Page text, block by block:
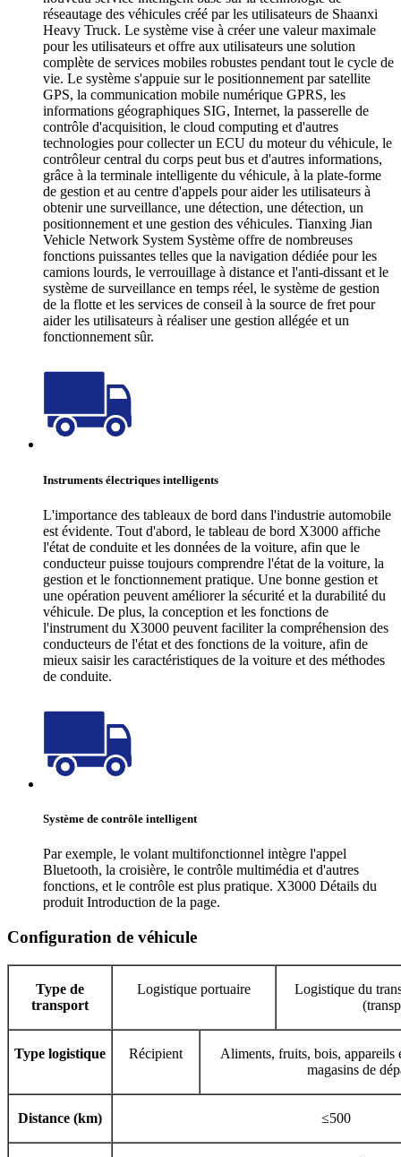
réseautage des véhicules créé par les utilisateurs de Shaanxi
Heavy Truck. Le système vise à créer une valeur maximale
pour les utilisateurs et offre aux utilisateurs une solution
complète de services mobiles robustes pendant tout le cycle de
vie. Le système s'appuie sur le positionnement par satellite
GPS, la communication mobile numérique GPRS, les
informations géographiques SIG, Internet, la passerelle de
contrôle d'acquisition, le cloud computing et d'autres
technologies pour collecter un ECU du moteur du véhicule, le
contrôleur central du corps peut bus et d'autres informations,
grâce à la terminale intelligente du véhicule, à la plate-forme
de gestion et au centre d'appels pour aider les utilisateurs à
obtenir une surveillance, une détection, une détection, un
positionnement et une gestion des véhicules. Tianxing Jian
Vehicle Network System Système offre de nombreuses
fonctions puissantes telles que la navigation dédiée pour les
camions lourds, le verrouillage à distance et l'anti-dissant et le
système de surveillance en temps réel, le système de gestion
de la flotte et les services de conseil à la source de fret pour
aider les utilisateurs à réaliser une gestion allégée et un
fonctionnement sûr.
Instruments électriques intelligents
L'importance des tableaux de bord dans l'industrie automobile
est évidente. Tout d'abord, le tableau de bord X3000 affiche
l'état de conduite et les données de la voiture, afin que le
conducteur puisse toujours comprendre l'état de la voiture, la
gestion et le fonctionnement pratique. Une bonne gestion et
une opération peuvent améliorer la sécurité et la durabilité du
véhicule. De plus, la conception et les fonctions de
l'instrument du X3000 peuvent faciliter la compréhension des
conducteurs de l'état et des fonctions de la voiture, afin de
mieux saisir les caractéristiques de la voiture et des méthodes
de conduite.
Système de contrôle intelligent
Par exemple, le volant multifonctionnel intègre l'appel
Bluetooth, la croisière, le contrôle multimédia et d'autres
fonctions, et le contrôle est plus pratique. X3000 Détails du
produit Introduction de la page.
Configuration de véhicule
Type de
transport
Logistique portuaire
Logistique du
Type logistique Récipient
Aliments, fruits, bois, appareils
magasins de
Distance (km) ≤500